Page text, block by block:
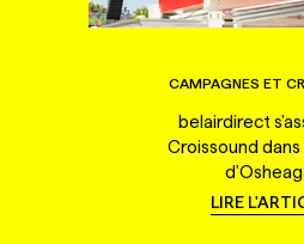
CAMPAGNES ET
belairdirect
Croissound
LIRE